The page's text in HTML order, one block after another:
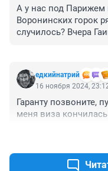
А у нас под Парижем
Воронинских горок
случилось? Вчера
едкийнатрий
16 ноября 2024,
Гаранту позвоните,
меня виза кончилась